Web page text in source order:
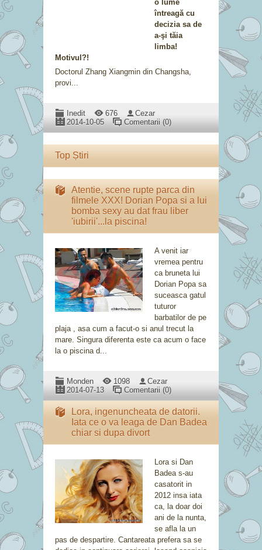
o lume
întreagă cu
decizia sa de
a-şi tăia
limba!
Motivul?!
Doctorul Zhang Xiangmin din Changsha,
provi...
Inedit 676
Cezar
2014-10-05
Comentarii (0)
Top Știri
Atentie, scene rupte parca din
filmele XXX! Dorian Popa si a lui
bomba sexy au dat frau liber
'iubirii'...la piscina!
A venit iar
vremea pentru
ca bruneta lui
Dorian Popa sa
suceasca gatul
tuturor
barbatilor de pe
plaja , asa cum a facut-o si anul trecut la
mare. Singura diferenta este ca acum o face
la o piscina d...
Monden 1098
Cezar
2014-07-13
Comentarii (0)
Lora, ingenuncheata de datorii.
Iata ce o va leaga de Dan Badea
chiar si dupa divort
Lora si Dan
Badea s-au
casatorit in
2012 insa iata
ca, la doar doi
ani de la nunta,
se afla la un
pas de despartire. Cantareata prefera sa se